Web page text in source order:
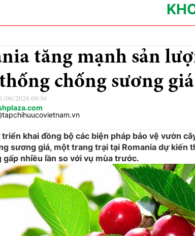
tăng mạnh sản
chống sương giá
06/2026 09:36
triển khai đồng bộ các biện pháp bảo vệ vườn
sương giá, một trang trại tại Romania dự kiến
gấp nhiều lần so với vụ mùa trước.